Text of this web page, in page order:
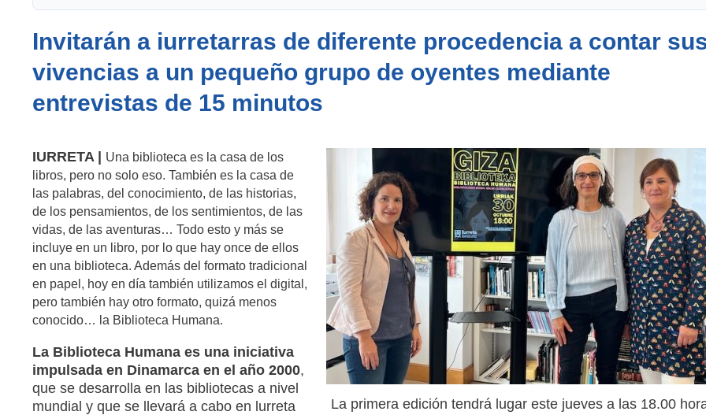
Invitarán a iurretarras de diferente procedencia a contar
vivencias a un pequeño grupo de oyentes mediante
entrevistas de 15 minutos
La primera edición tendrá lugar este jueves a las 18.00
IURRETA | Una biblioteca es la casa de los
libros, pero no solo eso. También es la casa de
las palabras, del conocimiento, de las historias,
de los pensamientos, de los sentimientos, de las
vidas, de las aventuras… Todo esto y más se
incluye en un libro, por lo que hay once de ellos
en una biblioteca. Además del formato tradicional
en papel, hoy en día también utilizamos el digital,
pero también hay otro formato, quizá menos
conocido… la Biblioteca Humana.
La Biblioteca Humana es una iniciativa
impulsada en Dinamarca en el año 2000,
que se desarrolla en las bibliotecas a nivel
mundial y que se llevará a cabo en lurreta